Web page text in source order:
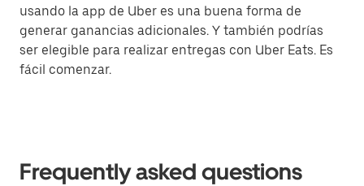
usando la app de Uber es una buena forma de
generar ganancias adicionales. Y también podrías
ser elegible para realizar entregas con Uber Eats. Es
fácil comenzar.
Frequently asked questions